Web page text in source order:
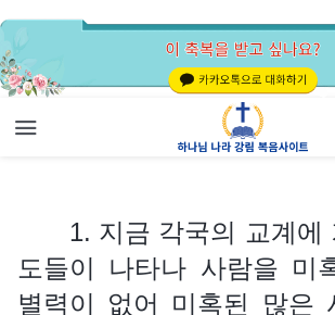
1. 지금 각국의 교계에
도들이 나타나 사람을 미
별력이 없어 미혹된 많은